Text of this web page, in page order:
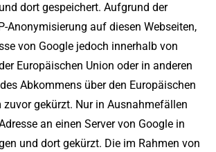
dort gespeichert. Aufgrund der
Anonymisierung auf diesen Webseiten,
von Google jedoch innerhalb von
Europäischen Union oder in anderen
Abkommens über den Europäischen
gekürzt. Nur in Ausnahmefällen
an einen Server von Google in
und dort gekürzt. Die im Rahmen von